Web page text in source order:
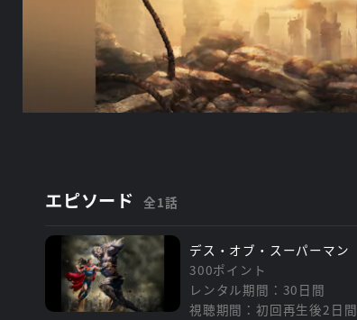
エピソード 全1話
デス・オブ・スーパーマン
300ポイント
レンタル期間：30日間
視聴期間：初回再生後2日間